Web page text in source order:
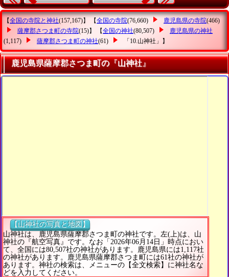
【全国の寺院と神社(157,167)】 【全国の寺院(76,660) 鹿児島県の寺院(466)
薩摩郡さつま町の寺院(15)】 【全国の神社(80,507)
鹿児島県の神社
(1,117)
薩摩郡さつま町の神社(61) 「10.山神社」 】
鹿児島県薩摩郡さつま町の『山神社』
【山神社の写真と地図】
山神社は、鹿児島県薩摩郡さつま町の神社です。左(上)は、山
神社の『航空写真』です。なお「2026年06月14日」時点におい
て、全国には80,507社の神社があります。鹿児島県には1,117社
の神社があります。鹿児島県薩摩郡さつま町には61社の神社が
あります。神社の検索は、メニューの【全文検索】に神社名な
どを入力してください。